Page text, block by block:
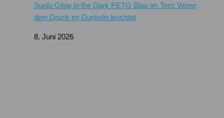
Sunlu Glow in the Dark PETG Blau im Test: Wenn
dein Druck im Dunkeln leuchtet
8. Juni 2026